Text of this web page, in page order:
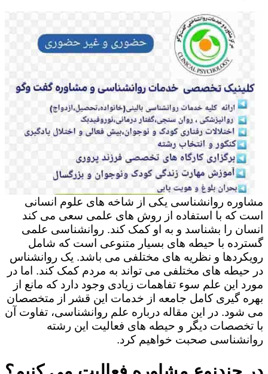
مشاوره روانشناسی یکی از شاخه های علوم انسانی
است که با استفاده از روش های علمی سعی می کند
انسان را بشناسد و به او کمک کند. روانشناسی علمی
گسترده با حیطه های بسیار متنوعی است که شامل
رویکردها و نظریه های مختلفی می باشد. یک روانشناس
در حیطه های مختلفی می تواند به مردم کمک کند. اما در
مورد این علم سوء تفاهمات زیادی وجود دارد که مانع از
بهره گیری کامل جامعه از خدمات این قشر از متخصصان
می شود. در این مقاله درباره علم روانشناسی، تفاوت آن
با تخصصات دیگر و حیطه های فعالیت این رشته
روانشناسی صحبت خواهیم کرد.